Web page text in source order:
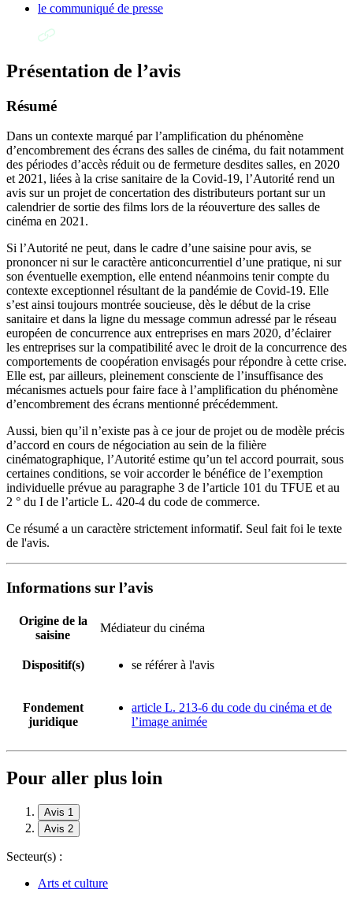
le communiqué de presse
Présentation de l’avis
Résumé
Dans un contexte marqué par l’amplification du phénomène
d’encombrement des écrans des salles de cinéma, du fait notamment
des périodes d’accès réduit ou de fermeture desdites salles, en 2020
et 2021, liées à la crise sanitaire de la Covid-19, l’Autorité rend un
avis sur un projet de concertation des distributeurs portant sur un
calendrier de sortie des films lors de la réouverture des salles de
cinéma en 2021.
Si l’Autorité ne peut, dans le cadre d’une saisine pour avis, se
prononcer ni sur le caractère anticoncurrentiel d’une pratique, ni sur
son éventuelle exemption, elle entend néanmoins tenir compte du
contexte exceptionnel résultant de la pandémie de Covid-19. Elle
s’est ainsi toujours montrée soucieuse, dès le début de la crise
sanitaire et dans la ligne du message commun adressé par le réseau
européen de concurrence aux entreprises en mars 2020, d’éclairer
les entreprises sur la compatibilité avec le droit de la concurrence des
comportements de coopération envisagés pour répondre à cette crise.
Elle est, par ailleurs, pleinement consciente de l’insuffisance des
mécanismes actuels pour faire face à l’amplification du phénomène
d’encombrement des écrans mentionné précédemment.
Aussi, bien qu’il n’existe pas à ce jour de projet ou de modèle précis
d’accord en cours de négociation au sein de la filière
cinématographique, l’Autorité estime qu’un tel accord pourrait, sous
certaines conditions, se voir accorder le bénéfice de l’exemption
individuelle prévue au paragraphe 3 de l’article 101 du TFUE et au
2 ° du I de l’article L. 420-4 du code de commerce.
Ce résumé a un caractère strictement informatif. Seul fait foi le texte
de l'avis.
Informations sur l’avis
Origine de la
saisine
Médiateur du cinéma
Dispositif(s) se référer à l'avis
Fondement
juridique
article L. 213-6 du code du cinéma et de
l’image animée
Pour aller plus loin
Avis 1
Avis 2
Secteur(s) :
Arts et culture